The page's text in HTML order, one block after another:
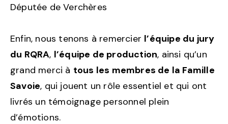
Députée de Verchères
Enfin, nous tenons à remercier l’équipe du jury
du RQRA, l’équipe de production, ainsi qu’un
grand merci à tous les membres de la Famille
Savoie, qui jouent un rôle essentiel et qui ont
livrés un témoignage personnel plein
d’émotions.